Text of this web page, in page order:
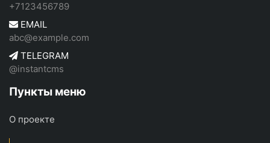
+7123456789
EMAIL
abc@example.com
TELEGRAM
@instantcms
Пункты меню
О проекте